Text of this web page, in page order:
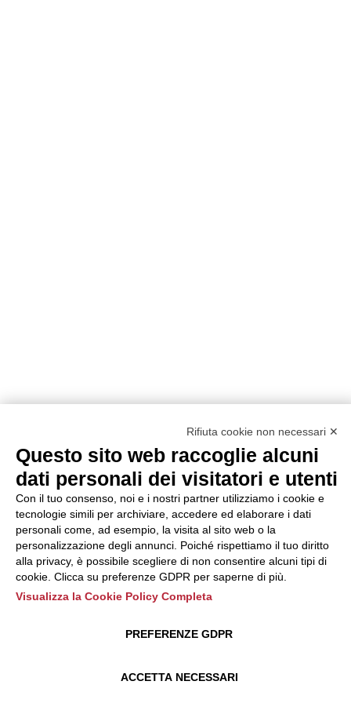
Rifiuta cookie non necessari ✕
Questo sito web raccoglie alcuni
dati personali dei visitatori e utenti
Con il tuo consenso, noi e i nostri partner utilizziamo i cookie e
tecnologie simili per archiviare, accedere ed elaborare i dati
personali come, ad esempio, la visita al sito web o la
personalizzazione degli annunci. Poiché rispettiamo il tuo diritto
alla privacy, è possibile scegliere di non consentire alcuni tipi di
cookie. Clicca su preferenze GDPR per saperne di più.
Visualizza la Cookie Policy Completa
ACCETTA NECESSARI
PREFERENZE GDPR